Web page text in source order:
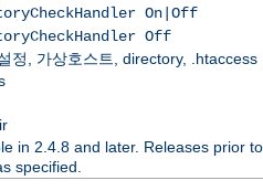
On|Off
Off
정, 가상호스트, directory, .htaccess
in 2.4.8 and later. Releases prior
specified.